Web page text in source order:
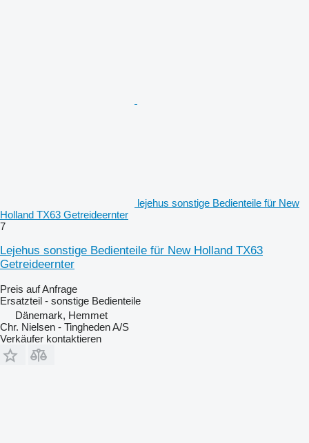
lejehus sonstige Bedienteile für New
Holland TX63 Getreideernter
7
Lejehus sonstige Bedienteile für New Holland TX63
Getreideernter
Preis auf Anfrage
Ersatzteil - sonstige Bedienteile
Dänemark, Hemmet
Chr. Nielsen - Tingheden A/S
Verkäufer kontaktieren